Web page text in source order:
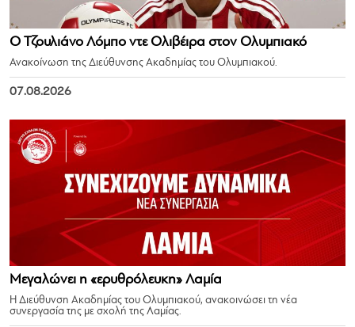
Ο Τζουλιάνο Λόμπο ντε Ολιβέιρα στον Ολυμπιακό
Ανακοίνωση της Διεύθυνσης Ακαδημίας του Ολυμπιακού.
07.08.2026
Μεγαλώνει η «ερυθρόλευκη» Λαμία
Η Διεύθυνση Ακαδημίας του Ολυμπιακού, ανακοινώσει τη νέα
συνεργασία της με σχολή της Λαμίας.